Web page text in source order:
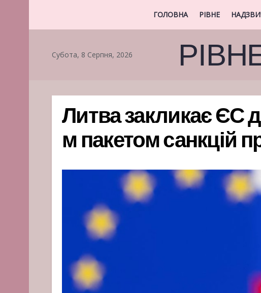
ГОЛОВНА РІВНЕ
Субота, 8 Серпня, 2026
Литва закликає ЄС
м пакетом санкцій